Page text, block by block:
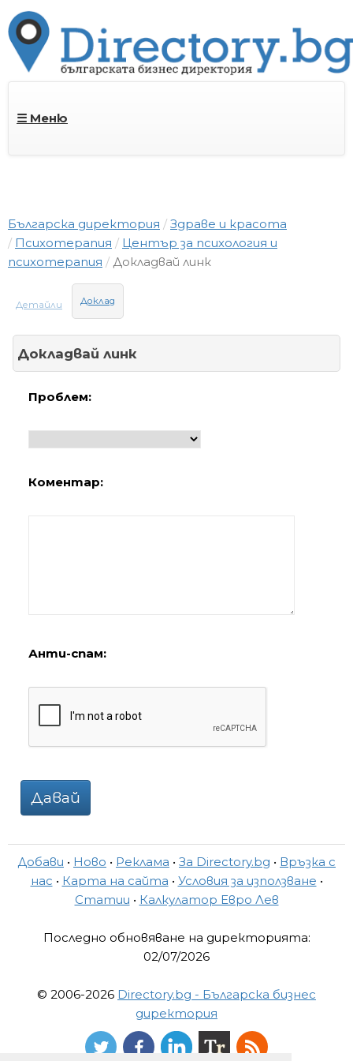
☰ Меню
Българска директория
Здраве и красота
Психотерапия
Център за психология и
психотерапия
Докладвай линк
Детайли Доклад
Докладвай линк
Проблем:
Коментар:
Анти-спам:
Давай
Добави • Ново • Реклама • За Directory.bg • Връзка с
нас • Карта на сайта • Условия за използване •
Статии • Калкулатор Евро Лев
Последно обновяване на директорията:
02/07/2026
© 2006-2026 Directory.bg - Българска бизнес
директория